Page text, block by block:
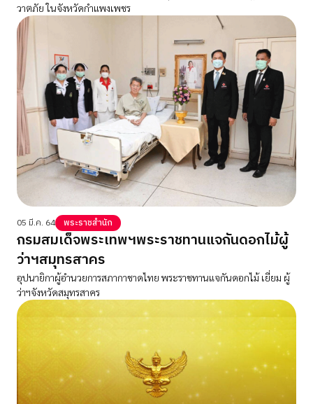
วาตภัย ในจังหวัดกำแพงเพชร
05 มี.ค. 64 พระราชสำนัก
กรมสมเด็จพระเทพฯพระราชทานแจกันดอกไม้ผู้
ว่าฯสมุทรสาคร
อุปนายิกาผู้อำนวยการสภากาชาดไทย พระราชทานแจกันดอกไม้ เยี่ยม ผู้
ว่าฯจังหวัดสมุทรสาคร